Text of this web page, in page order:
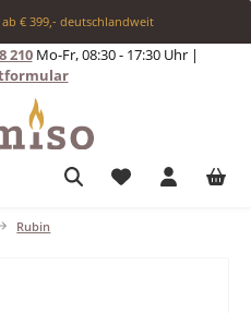
€ 399,- deutschlandweit
210Mo-Fr, 08:30 - 17:30 Uhr |
Du hast 0
Rubin